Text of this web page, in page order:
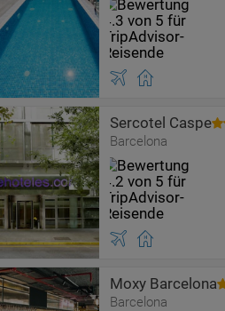
Sercotel Caspe
Barcelona
Moxy Barcelona
Barcelona